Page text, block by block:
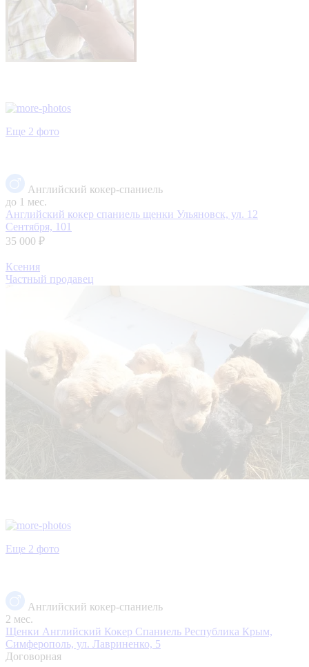
Еще 2 фото
Английский кокер-спаниель
до 1 мес.
Английский кокер спаниель щенки Ульяновск, ул. 12
Сентября, 101
35 000 ₽
Ксения
Частный продавец
Еще 2 фото
Английский кокер-спаниель
2 мес.
Щенки Английский Кокер Спаниель Республика Крым,
Симферополь, ул. Лавриненко, 5
Договорная